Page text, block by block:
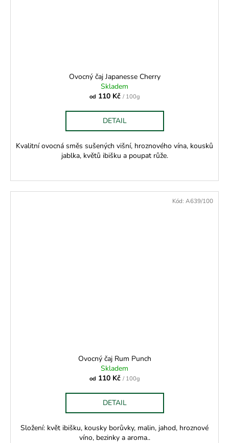
Ovocný čaj Japanesse Cherry
Skladem
od 110 Kč / 100g
DETAIL
Kvalitní ovocná směs sušených višní, hroznového vína, kousků
jablka, květů ibišku a poupat růže.
Ovocný čaj Rum Punch
Skladem
od 110 Kč / 100g
DETAIL
Složení: květ ibišku, kousky borůvky, malin, jahod, hroznové
víno, bezinky a aroma..
Kód: A639/100